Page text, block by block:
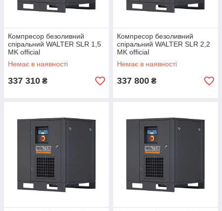
Компресор безоливний
спіральний WALTER SLR 1,5
MK official
Немає в наявності
337 310 ₴
Компресор безоливний
спіральний WALTER SLR 2,2
MK official
Немає в наявності
337 800 ₴